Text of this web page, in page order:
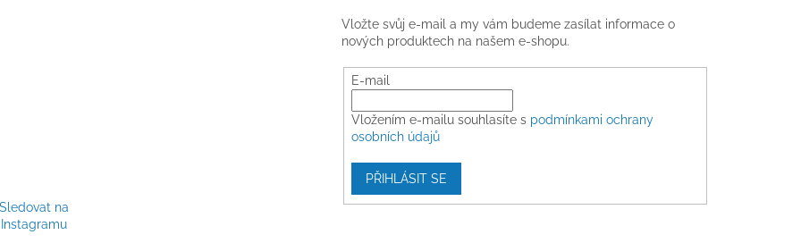
Sledovat na
Instagramu
Vložte svůj e-mail a my vám budeme zasílat informace o
nových produktech na našem e-shopu.
E-mail
Vložením e-mailu souhlasíte s podmínkami ochrany
osobních údajů
PŘIHLÁSIT SE